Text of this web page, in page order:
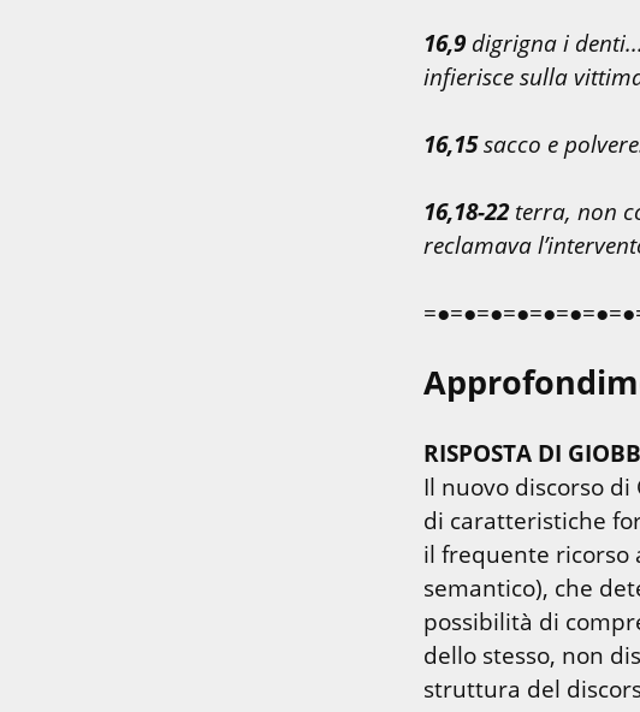
16,9 digrigna i
infierisce sulla
16,15 sacco e
16,18-22 terra, non
reclamava
RISPOSTA DI
Il nuovo discorso
di caratteristiche
il frequente ricorso
semantico), che
possibilità di
dello stesso, non
struttura del